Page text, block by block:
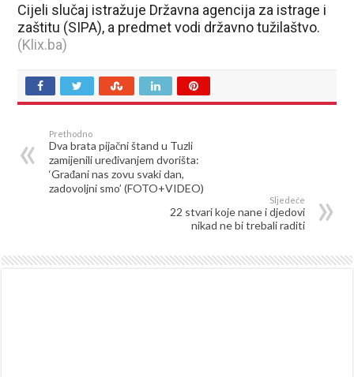
Cijeli slučaj istražuje Državna agencija za istrage i
zaštitu (SIPA), a predmet vodi državno tužilaštvo.
(Klix.ba)
Prethodno
Dva brata pijačni štand u Tuzli
zamijenili uređivanjem dvorišta:
‘Građani nas zovu svaki dan,
zadovoljni smo’ (FOTO+VIDEO)
Sljedeće
22 stvari koje nane i djedovi
nikad ne bi trebali raditi